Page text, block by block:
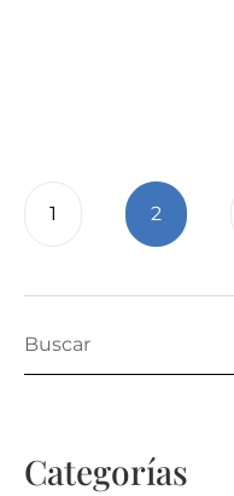
Categorías
1 2